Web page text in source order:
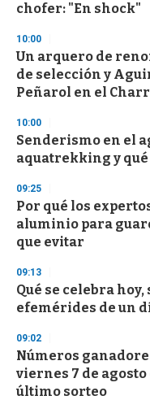
chofer: "En shock"
10:00
Un arquero de
de selección y
Peñarol en el
10:00
Senderismo en el
aquatrekking y
09:25
Por qué los
aluminio para
que evitar
09:13
Qué se celebra hoy,
efemérides de un
09:02
Números
viernes 7 de
último sorteo